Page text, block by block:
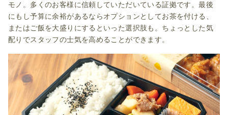
モノ。多くのお客様に信頼していただいている証拠です。最後
にもし予算に余裕があるならオプションとしてお茶を付ける、
またはご飯を大盛りにするといった選択肢も。ちょっとした気
配りでスタッフの士気を高めることができます。